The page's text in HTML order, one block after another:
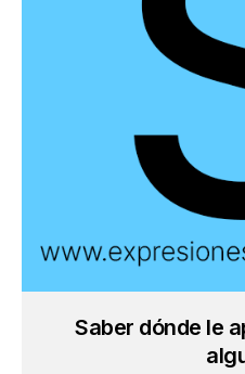
Saber dónde le